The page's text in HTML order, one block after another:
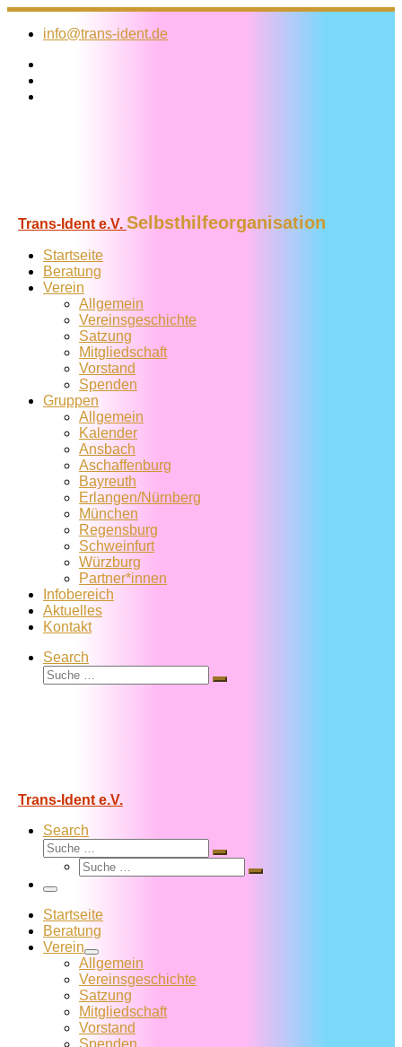
Zum
Inhalt
info@trans-ident.de
Trans-Ident e.V. Selbsthilfeorganisation
Startseite
Beratung
Verein
Allgemein
Vereins­geschichte
Satzung
Mitglied­schaft
Vorstand
Spenden
Gruppen
Allgemein
Kalender
Ansbach
Aschaffenburg
Bayreuth
Erlangen/Nürnberg
München
Regensburg
Schweinfurt
Würzburg
Partner*innen
Infobereich
Aktuelles
Kontakt
Search
Suche
Suche
Trans-Ident e.V.
Search
Suche
Suche
Suche
Suche
Menü
Startseite
Beratung
Verein
Allgemein
Vereins­geschichte
Satzung
Mitglied­schaft
Vorstand
Spenden